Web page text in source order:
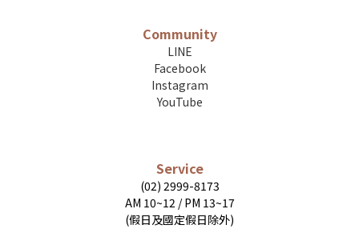
Community
LINE
Facebook
Instagram
YouTube
Service
(02) 2999-8173
AM 10~12 / PM 13~17
(假日及國定假日除外)